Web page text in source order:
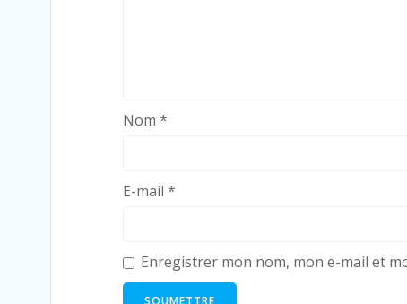
Nom *
E-mail *
Enregistrer mon nom, mon e-mail et